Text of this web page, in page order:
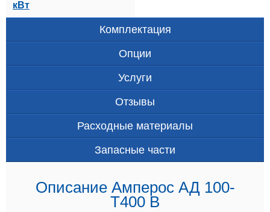
кВт
Комплектация
Опции
Услуги
Отзывы
Расходные материалы
Запасные части
Описание Амперос АД 100-
Т400 B